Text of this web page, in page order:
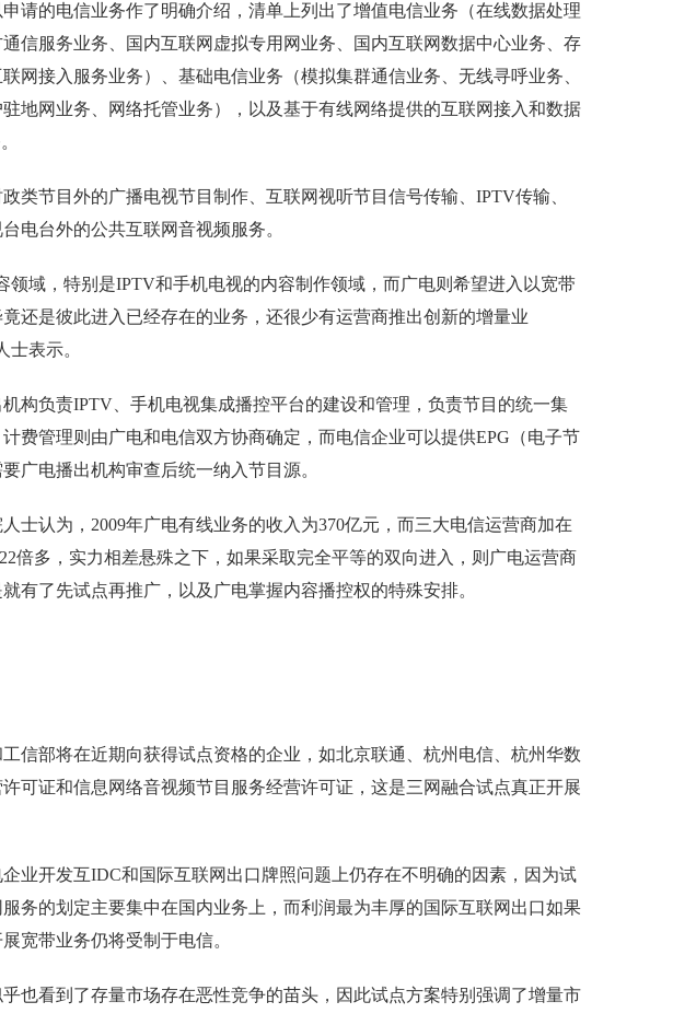
请的电信业务作了明确介绍，清单上列出了增值电信业务（在线数据处理
信服务业务、国内互联网虚拟专用网业务、国内互联网数据中心业务、存
网接入服务业务）、基础电信业务（模拟集群通信业务、无线寻呼业务、
地网业务、网络托管业务），以及基于有线网络提供的互联网接入和数据
类节目外的广播电视节目制作、互联网视听节目信号传输、IPTV传输、
电台外的公共互联网音视频服务。
领域，特别是IPTV和手机电视的内容制作领域，而广电则希望进入以宽带
还是彼此进入已经存在的业务，还很少有运营商推出创新的增量业
士表示。
构负责IPTV、手机电视集成播控平台的建设和管理，负责节目的统一集
费管理则由广电和电信双方协商确定，而电信企业可以提供EPG（电子节
广电播出机构审查后统一纳入节目源。
士认为，2009年广电有线业务的收入为370亿元，而三大电信运营商加在
倍多，实力相差悬殊之下，如果采取完全平等的双向进入，则广电运营商
有了先试点再推广，以及广电掌握内容播控权的特殊安排。
信部将在近期向获得试点资格的企业，如北京联通、杭州电信、杭州华数
可证和信息网络音视频节目服务经营许可证，这是三网融合试点真正开展
业开发互IDC和国际互联网出口牌照问题上仍存在不明确的因素，因为试
务的划定主要集中在国内业务上，而利润最为丰厚的国际互联网出口如果
宽带业务仍将受制于电信。
也看到了存量市场存在恶性竞争的苗头，因此试点方案特别强调了增量市